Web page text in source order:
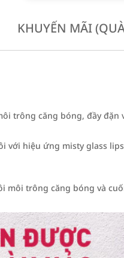
KHUYẾN MÃI
trông căng bóng, đầy đặn
với hiệu ứng misty glass
môi trông căng bóng và